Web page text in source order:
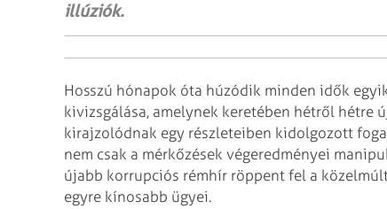
illúziók.
Hosszú hónapok óta húzódik minden idők
kivizsgálása, amelynek keretében hétről hétre
kirajzolódnak egy részleteiben kidolgozott
nem csak a mérkőzések végeredményei
újabb korrupciós rémhír röppent fel a
egyre kínosabb ügyei.